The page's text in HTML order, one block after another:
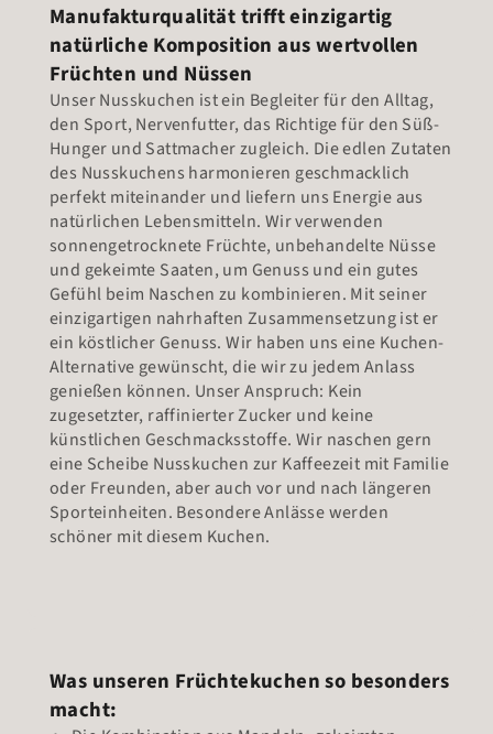
Manufakturqualität trifft einzigartig
natürliche Komposition aus wertvollen
Früchten und Nüssen
Unser Nusskuchen ist ein Begleiter für den Alltag,
den Sport, Nervenfutter, das Richtige für den Süß-
Hunger und Sattmacher zugleich. Die edlen Zutaten
des Nusskuchens harmonieren geschmacklich
perfekt miteinander und liefern uns Energie aus
natürlichen Lebensmitteln. Wir verwenden
sonnengetrocknete Früchte, unbehandelte Nüsse
und gekeimte Saaten, um Genuss und ein gutes
Gefühl beim Naschen zu kombinieren. Mit seiner
einzigartigen nahrhaften Zusammensetzung ist er
ein köstlicher Genuss. Wir haben uns eine Kuchen-
Alternative gewünscht, die wir zu jedem Anlass
genießen können. Unser Anspruch: Kein
zugesetzter, raffinierter Zucker und keine
künstlichen Geschmacksstoffe. Wir naschen gern
eine Scheibe Nusskuchen zur Kaffeezeit mit Familie
oder Freunden, aber auch vor und nach längeren
Sporteinheiten. Besondere Anlässe werden
schöner mit diesem Kuchen.
Was unseren Früchtekuchen so besonders
macht: